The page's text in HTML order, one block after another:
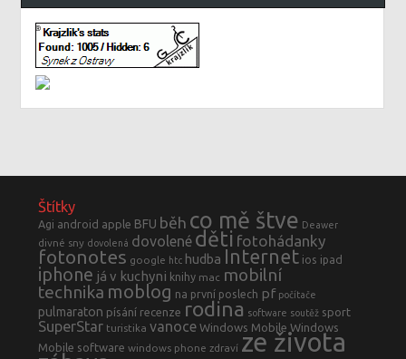
Štítky
Agi android apple BFU běh co mě štve Deawer
divné sny dovolená dovolené děti fotohádanky
fotonotes google htc hudba Internet ios ipad
iphone já v kuchyni knihy mac mobilní
technika moblog na první poslech pf počítače
pulmaraton písání recenze rodina software soutěž sport
SuperStar turistika vanoce Windows Mobile Windows
Mobile software windows phone zdraví ze života